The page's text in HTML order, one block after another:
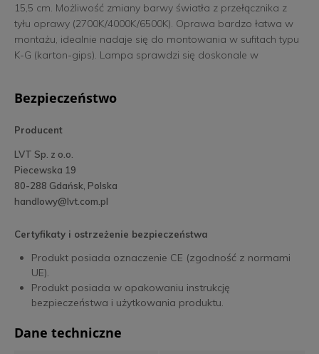
15,5 cm. Możliwość zmiany barwy światła z przełącznika z
tyłu oprawy (2700K/4000K/6500K). Oprawa bardzo łatwa w
montażu, idealnie nadaje się do montowania w sufitach typu
K-G (karton-gips). Lampa sprawdzi się doskonale w
niewystarczające. Idealna do tworzenia zestawu sufitowego
Bezpieczeństwo
Producent
LVT Sp. z o.o.
Piecewska 19
80-288 Gdańsk, Polska
handlowy@lvt.com.pl
Certyfikaty i ostrzeżenie bezpieczeństwa
Produkt posiada oznaczenie CE (zgodność z normami
UE).
Produkt posiada w opakowaniu instrukcję
bezpieczeństwa i użytkowania produktu.
Dane techniczne